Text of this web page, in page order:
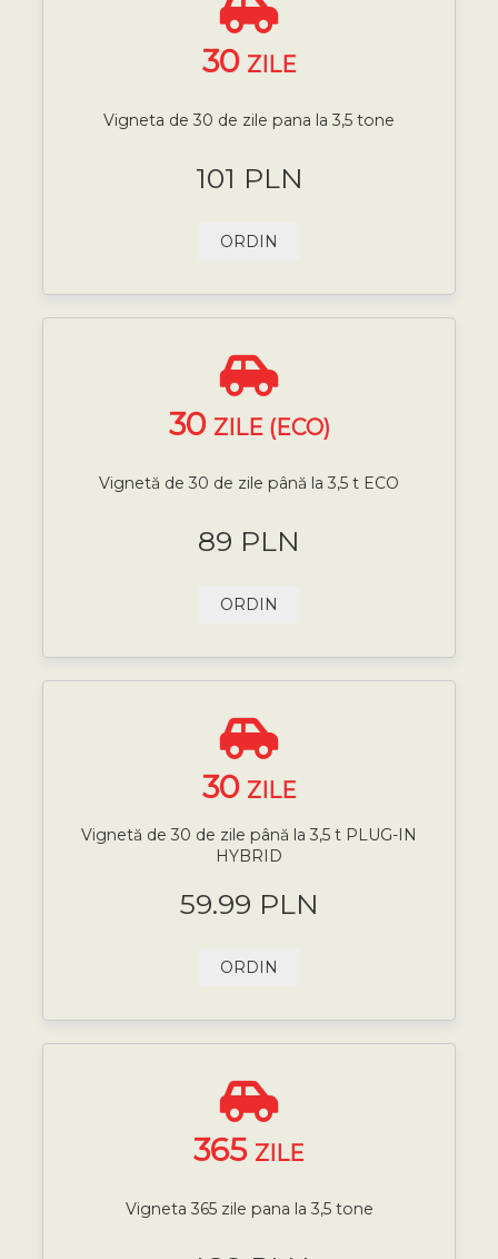
30 ZILE
Vigneta de 30 de zile pana la 3,5 tone
101 PLN
ORDIN
30 ZILE (ECO)
Vignetă de 30 de zile până la 3,5 t ECO
89 PLN
ORDIN
30 ZILE
Vignetă de 30 de zile până la 3,5 t PLUG-IN
HYBRID
59.99 PLN
ORDIN
365 ZILE
Vigneta 365 zile pana la 3,5 tone